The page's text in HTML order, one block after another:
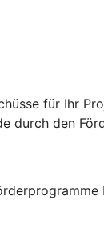
für Ihr
durch den